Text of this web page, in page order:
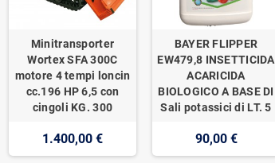
Minitransporter
Wortex SFA 300C
motore 4 tempi loncin
cc.196 HP 6,5 con
cingoli KG. 300
1.400,00 €
BAYER FLIPPER
EW479,8 INSETTICIDA
ACARICIDA
BIOLOGICO A BASE DI
Sali potassici di LT. 5
90,00 €